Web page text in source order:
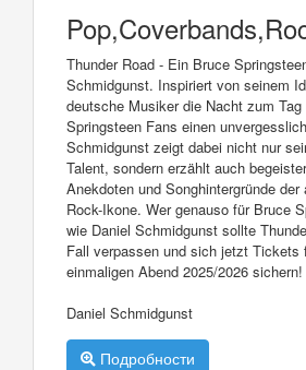
Thunder Road - Ein Bruce
Schmidgunst. Inspiriert von seinem
deutsche Musiker die Nacht zum
Springsteen Fans einen
Schmidgunst zeigt dabei nicht nur
Talent, sondern erzählt auch
Anekdoten und Songhintergründe
Rock-Ikone. Wer genauso für Bruce
wie Daniel Schmidgunst sollte
Fall verpassen und sich jetzt Tickets
einmaligen Abend 2025/2026 sichern!
Daniel Schmidgunst
Подробности